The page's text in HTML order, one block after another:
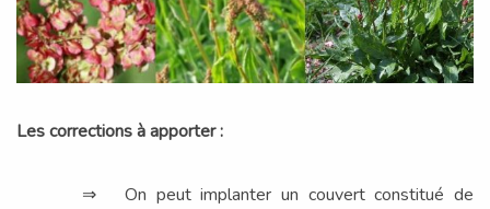
Les corrections à apporter :
⇒ On peut implanter un couvert constitué de